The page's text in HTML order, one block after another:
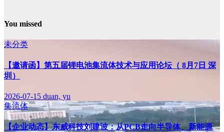
You missed
未分类
【邀请函】第五届锂电池集流体技术与应用论坛（ 8月7日 深
圳）
2026-07-15 duan, yu
集流体
【企业动态】东威科技刘建波：从PCB走向半导体、新能源